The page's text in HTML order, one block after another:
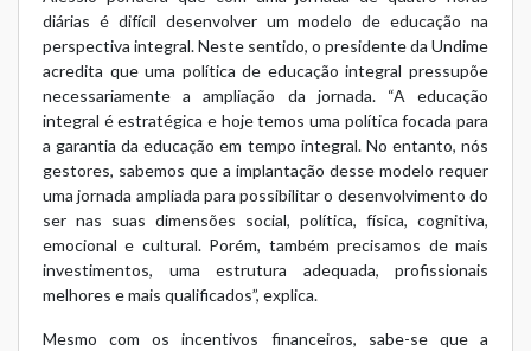
diárias é difícil desenvolver um modelo de educação na
perspectiva integral. Neste sentido, o presidente da Undime
acredita que uma política de educação integral pressupõe
necessariamente a ampliação da jornada. “A educação
integral é estratégica e hoje temos uma política focada para
a garantia da educação em tempo integral. No entanto, nós
gestores, sabemos que a implantação desse modelo requer
uma jornada ampliada para possibilitar o desenvolvimento do
ser nas suas dimensões social, política, física, cognitiva,
emocional e cultural. Porém, também precisamos de mais
investimentos, uma estrutura adequada, profissionais
melhores e mais qualificados”, explica.
Mesmo com os incentivos financeiros, sabe-se que a